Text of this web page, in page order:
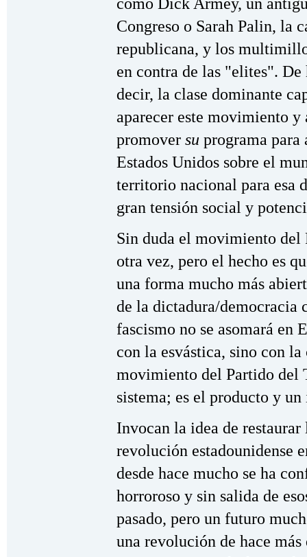
como Dick Armey, un
Congreso o Sarah Palin, la
republicana, y los
en contra de las "elites".
decir, la clase dominante
aparecer este movimiento
promover su programa
Estados Unidos sobre el
territorio nacional para esa
gran tensión social y
Sin duda el movimiento del
otra vez, pero el hecho es
una forma mucho más
de la dictadura/democracia
fascismo no se asomará en
con la esvástica, sino con
movimiento del Partido del
sistema; es el producto y
Invocan la idea de
revolución estadounidense
desde hace mucho se ha
horroroso y sin salida de
pasado, pero un futuro
una revolución de hace